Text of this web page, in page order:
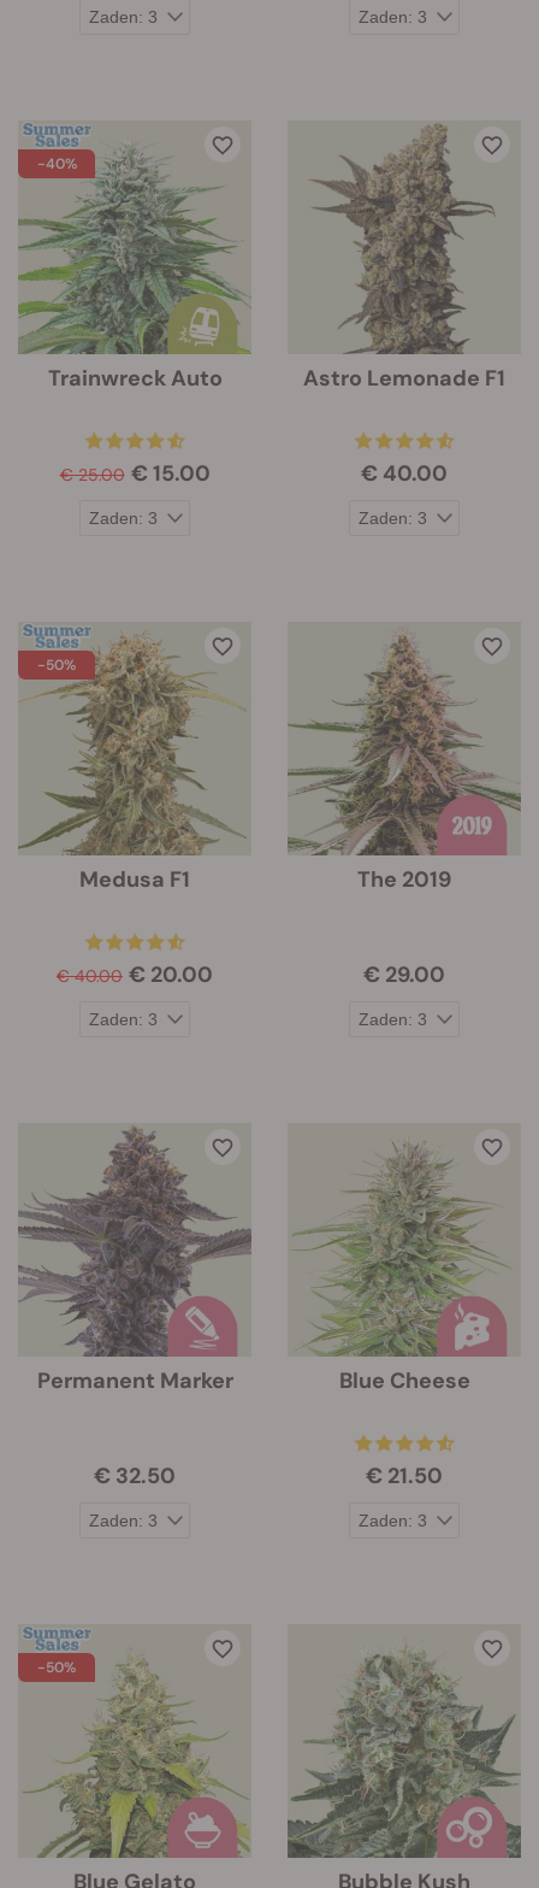
-40%
Trainwreck Auto
€ 25.00 € 15.00
Astro Lemonade F1
€ 40.00
-50%
Medusa F1
€ 40.00 € 20.00
The 2019
€ 29.00
Permanent Marker
€ 32.50
Blue Cheese
€ 21.50
-50%
Blue Gelato Bubble Kush